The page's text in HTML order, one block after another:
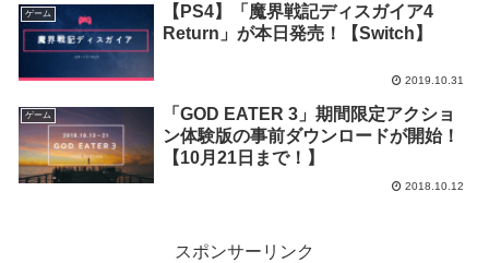
ゲーム
【PS4】「魔界戦記ディスガイア4
Return」が本日発売！【Switch】
2019.10.31
ゲーム
「GOD EATER 3」期間限定アクショ
ン体験版の事前ダウンロードが開始！
【10月21日まで！】
2018.10.12
スポンサーリンク